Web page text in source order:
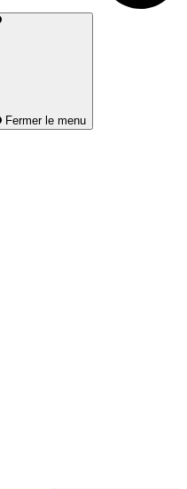
Fermer le menu